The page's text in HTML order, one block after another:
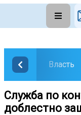
Власть
Служба по
доблестно